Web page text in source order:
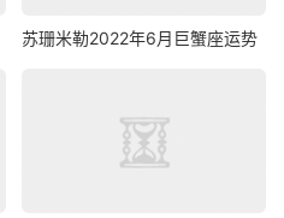
苏珊米勒2022年6月巨蟹座运势